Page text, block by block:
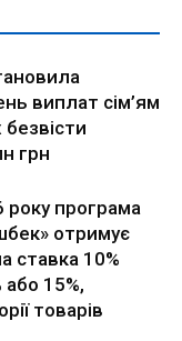
виплат сім’ям
безвісти
грн
року програма
отримує
ставка 10%
або 15%,
товарів